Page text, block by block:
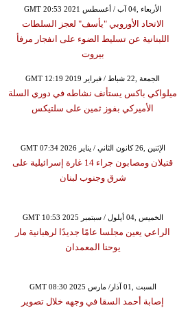
GMT 20:53 2021 الأربعاء ,04 آب / أغسطس
الاتحاد الأوروبي "يأسف" لعجز السلطات
اللبنانية عن تسليط الضوء على انفجار مرفأ
بيروت
GMT 12:19 2019 الجمعة ,22 شباط / فبراير
ميلواكي باكس يستأنف نشاطه في دوري السلة
الأميركي بفوز ثمين على سلتيكس
GMT 07:34 2026 الإثنين ,26 كانون الثاني / يناير
قتيلان ومصابون جراء 14 غارة إسرائيلية على
شرق وجنوب لبنان
GMT 10:53 2025 الخميس ,04 أيلول / سبتمبر
الراعي يعين مجلسا عامًا جديدًا لرهبانية مار
يوحنا المعمدان
GMT 08:30 2025 السبت ,01 آذار/ مارس
إصابة أحمد السقا في وجهه خلال تصوير